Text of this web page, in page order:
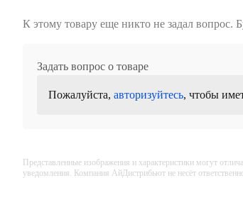
К этому товару еще никто не задал вопрос.
Задать вопрос о товаре
Пожалуйста, авторизуйтесь, чтобы
Представленные изображения и характеристики могут
уведомления. Компания АйДистрибьют не несёт